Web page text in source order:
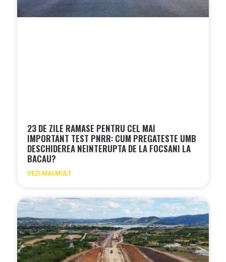
23 DE ZILE RAMASE PENTRU CEL MAI
IMPORTANT TEST PNRR: CUM PREGATESTE UMB
DESCHIDEREA NEINTERUPTA DE LA FOCSANI LA
BACAU?
VEZI MAI MULT